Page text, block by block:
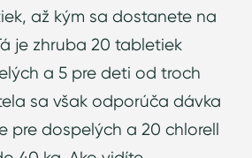
až kým sa dostanete na
je zhruba 20 tabletiek
a 5 pre deti od troch
sa však odporúča dávka
pre dospelých a 20 chlorell